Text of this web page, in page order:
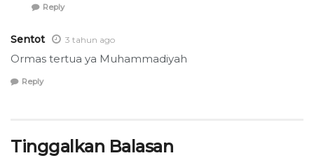
Reply
Sentot 3 tahun ago
Ormas tertua ya Muhammadiyah
Reply
Tinggalkan Balasan